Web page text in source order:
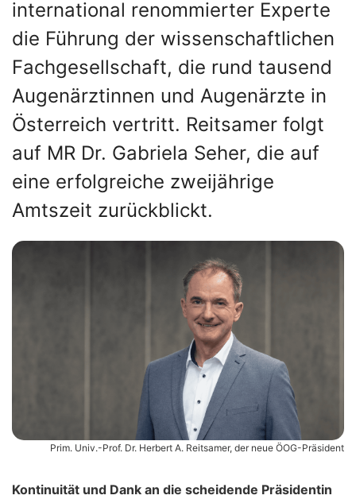
international renommierter Experte
die Führung der wissenschaftlichen
Fachgesellschaft, die rund tausend
Augenärztinnen und Augenärzte in
Österreich vertritt. Reitsamer folgt
auf MR Dr. Gabriela Seher, die auf
eine erfolgreiche zweijährige
Amtszeit zurückblickt.
Prim. Univ.-Prof. Dr. Herbert A. Reitsamer, der neue ÖOG-Präsident
Kontinuität und Dank an die scheidende Präsidentin